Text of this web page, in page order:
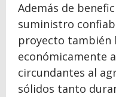
Además de
suministro
proyecto también
económicamente
circundantes al
sólidos tanto